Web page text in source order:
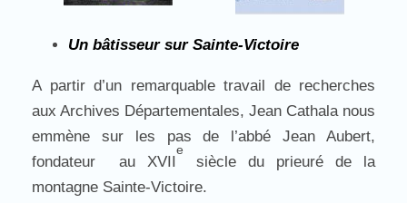
Un bâtisseur sur Sainte-Victoire
A partir d’un remarquable travail de recherches
aux Archives Départementales, Jean Cathala nous
emmène sur les pas de l’abbé Jean Aubert,
fondateur au XVII
e
siècle du prieuré de la
montagne Sainte-Victoire.